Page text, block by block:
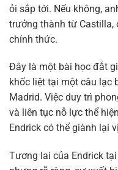
ỏi sắp tới. Nếu không,
trưởng thành từ Castilla,
chính thức.
Đây là một bài học đắt
khốc liệt tại một câu lạc
Madrid. Việc duy trì
và liên tục nỗ lực thể
Endrick có thể giành lại
Tương lai của Endrick